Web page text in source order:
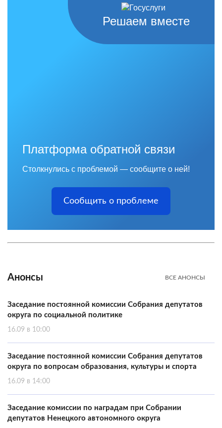
Решаем вместе
Платформа обратной связи
Столкнулись с проблемой — сообщите о ней!
Сообщить о проблеме
Анонсы ВСЕ АНОНСЫ
Заседание постоянной комиссии Собрания депутатов
округа по социальной политике
16.09 в 10:00
Заседание постоянной комиссии Собрания депутатов
округа по вопросам образования, культуры и спорта
16.09 в 14:00
Заседание комиссии по наградам при Собрании
депутатов Ненецкого автономного округа